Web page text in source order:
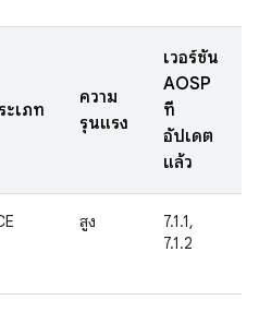
ะเภท
ความ
รุนแรง
เวอร์ชัน
AOSP
ที่
อัปเดต
แล้ว
สูง
7.1.1,
7.1.2